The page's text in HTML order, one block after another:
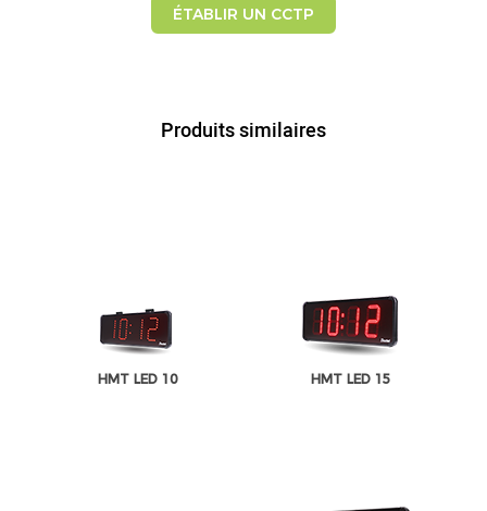
ÉTABLIR UN CCTP
Produits similaires
HMT LED 10 HMT LED 15